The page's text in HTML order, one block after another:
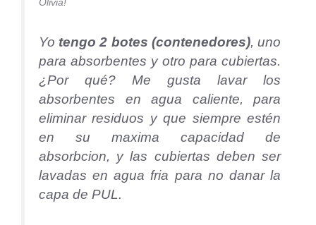
Yo tengo 2 botes (contenedores), uno
para absorbentes y otro para cubiertas.
¿Por qué? Me gusta lavar los
absorbentes en agua caliente, para
eliminar residuos y que siempre estén
en su maxima capacidad de
absorbcion, y las cubiertas deben ser
lavadas en agua fria para no danar la
capa de PUL.